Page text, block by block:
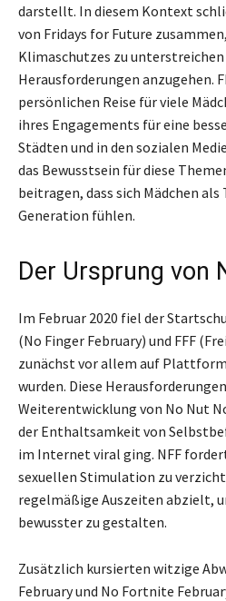
darstellt. In diesem Kontext
von Fridays for Future
Klimaschutzes zu unterstreichen
Herausforderungen anzugehen.
persönlichen Reise für viele
ihres Engagements für eine
Städten und in den sozialen
das Bewusstsein für diese
beitragen, dass sich Mädchen
Generation fühlen.
Der Ursprung von
Im Februar 2020 fiel der
(No Finger February) und FFF
zunächst vor allem auf
wurden. Diese
Weiterentwicklung von No Nut
der Enthaltsamkeit von
im Internet viral ging. NFF
sexuellen Stimulation zu
regelmäßige Auszeiten abzielt,
bewusster zu gestalten.
Zusätzlich kursierten witzige
February und No Fortnite